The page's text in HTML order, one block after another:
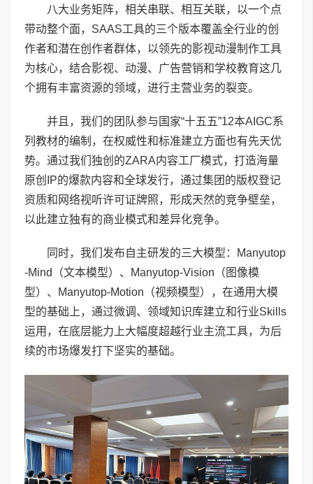
八大业务矩阵，相关串联、相互关联，以一个点
带动整个面，SAAS工具的三个版本覆盖全行业的创
作者和潜在创作者群体，以领先的影视动漫制作工具
为核心，结合影视、动漫、广告营销和学校教育这几
个拥有丰富资源的领域，进行主营业务的裂变。
并且，我们的团队参与国家“十五五”12本AIGC系
列教材的编制，在权威性和标准建立方面也有先天优
势。通过我们独创的ZARA内容工厂模式，打造海量
原创IP的爆款内容和全球发行，通过集团的版权登记
资质和网络视听许可证牌照，形成天然的竞争壁垒，
以此建立独有的商业模式和差异化竞争。
同时，我们发布自主研发的三大模型：Manyutop
-Mind（文本模型）、Manyutop-Vision（图像模
型）、Manyutop-Motion（视频模型），在通用大模
型的基础上，通过微调、领域知识库建立和行业Skills
运用，在底层能力上大幅度超越行业主流工具，为后
续的市场爆发打下坚实的基础。